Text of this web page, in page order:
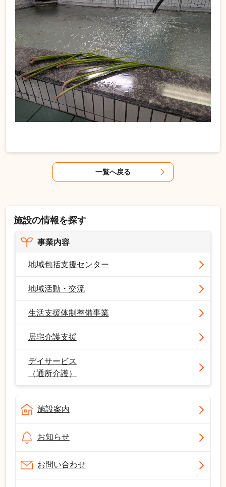
一覧へ戻る
施設の情報を探す
事業内容
地域包括支援センター
地域活動・交流
生活支援体制整備事業
居宅介護支援
デイサービス
（通所介護）
施設案内
お知らせ
お問い合わせ